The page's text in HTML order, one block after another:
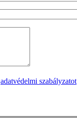
adatvédelmi szabályzatot